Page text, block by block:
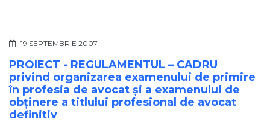
19 SEPTEMBRIE 2007
PROIECT - REGULAMENTUL – CADRU
privind organizarea examenului de primire
în profesia de avocat şi a examenului de
obţinere a titlului profesional de avocat
definitiv